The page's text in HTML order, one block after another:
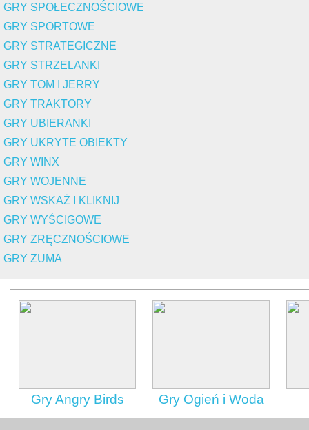
GRY SPOŁECZNOŚCIOWE
GRY SPORTOWE
GRY STRATEGICZNE
GRY STRZELANKI
GRY TOM I JERRY
GRY TRAKTORY
GRY UBIERANKI
GRY UKRYTE OBIEKTY
GRY WINX
GRY WOJENNE
GRY WSKAŻ I KLIKNIJ
GRY WYŚCIGOWE
GRY ZRĘCZNOŚCIOWE
GRY ZUMA
Gry Angry Birds Gry Ogień i Woda